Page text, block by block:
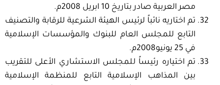
مصر العربية صادر بتاريخ 10 ابريل 2008م.
تم اختاريه نائباً لرئيس الهيئة الشرعية للرقابة والتصنيف
التابع للمجلس العام للبنوك والمؤسسات الإسلامية
في 25 يونيو2008م.
تم اختياره رئيساً للمجلس الاستشاري الأعلى للتقريب
بين المذاهب الإسلامية التابع للمنظمة الإسلامية